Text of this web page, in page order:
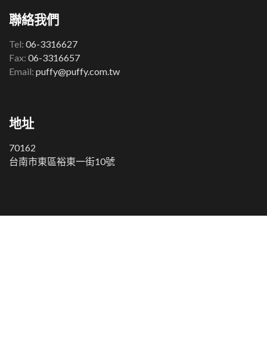
聯絡我們
Tel: 06-3316627
Fax: 06-3316657
Email: puffy@puffy.com.tw
地址
70162
台南市東區裕東一街10號